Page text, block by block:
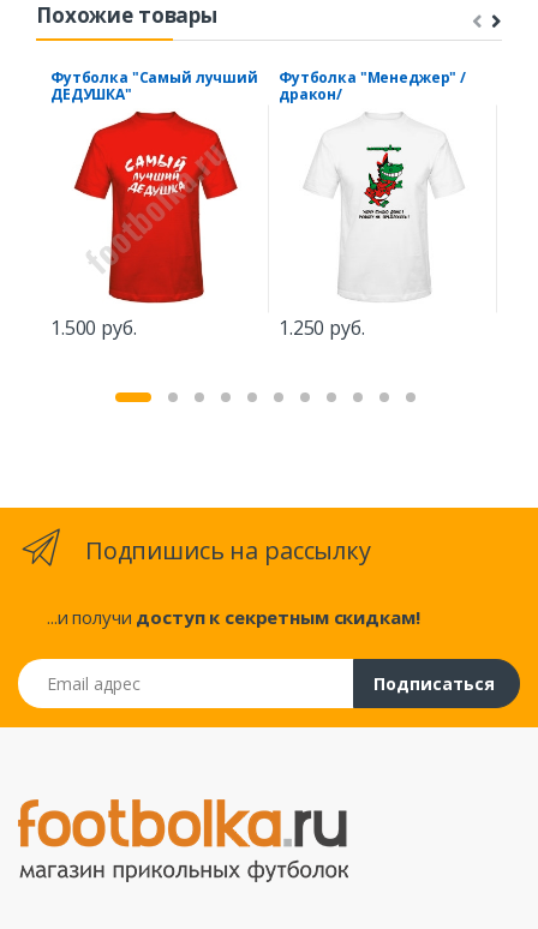
Похожие товары
Футболка "Самый лучший
ДЕДУШКА"
1.500 руб.
Футболка "Менеджер" /
дракон/
1.250 руб.
Подпишись на рассылку
...и получи доступ к секретным скидкам!
Email адрес
Подписаться